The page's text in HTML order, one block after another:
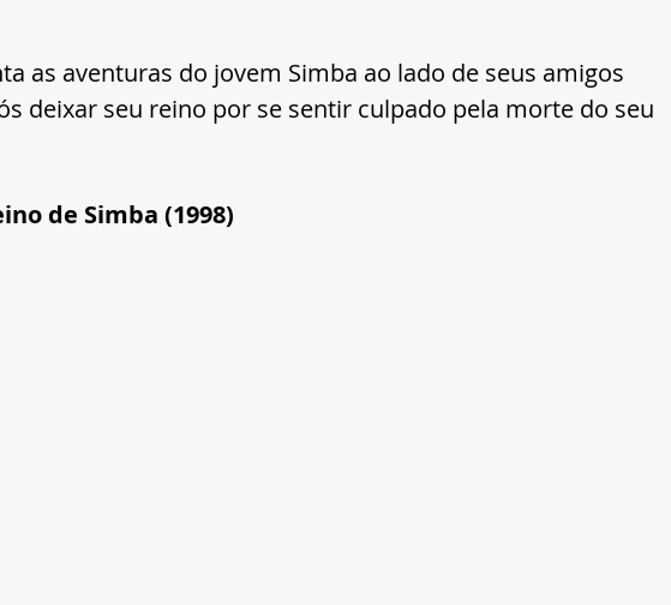
as aventuras do jovem Simba ao lado de seus amigos
deixar seu reino por se sentir culpado pela morte do seu
de Simba (1998)